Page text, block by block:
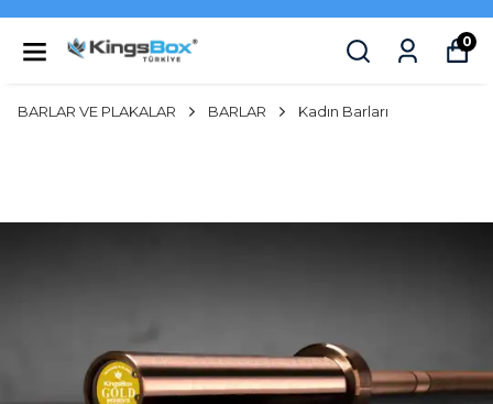
0
BARLAR VE PLAKALAR BARLAR Kadın Barları